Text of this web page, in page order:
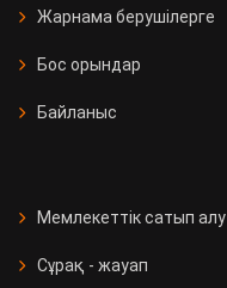
Жарнама берушілерге
Бос орындар
Байланыс
Мемлекеттік сатып алу
Сұрақ - жауап